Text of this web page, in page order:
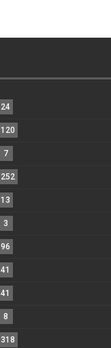
24
120
7
252
13
3
96
41
41
8
318